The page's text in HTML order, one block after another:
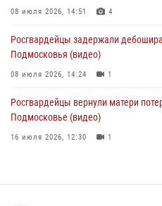
08 июля 2026, 14:51 4
Росгвардейцы задержали
Подмосковья (видео)
08 июля 2026, 14:24 1
Росгвардейцы вернули матери
Подмосковье (видео)
16 июля 2026, 12:30 1
19 июля 2026, 06:00 2